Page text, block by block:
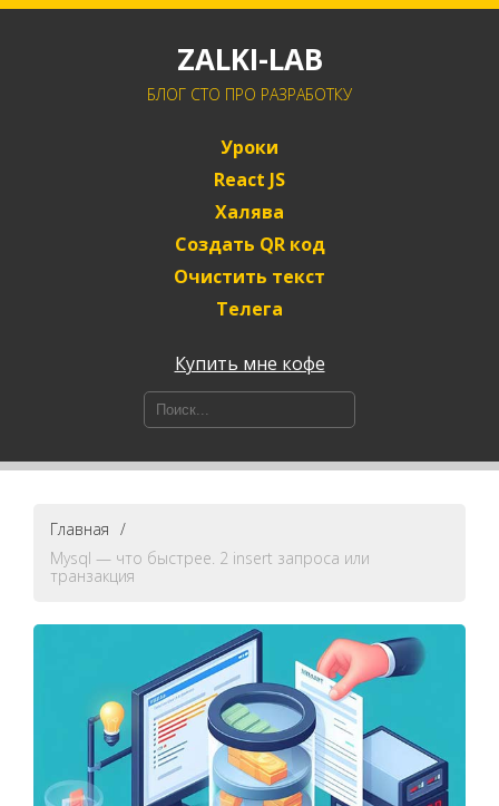
ZALKI-LAB
БЛОГ CTO ПРО РАЗРАБОТКУ
Уроки
React JS
Халява
Создать QR код
Очистить текст
Телега
Купить мне кофе
Главная /
Mysql — что быстрее. 2 insert запроса или
транзакция